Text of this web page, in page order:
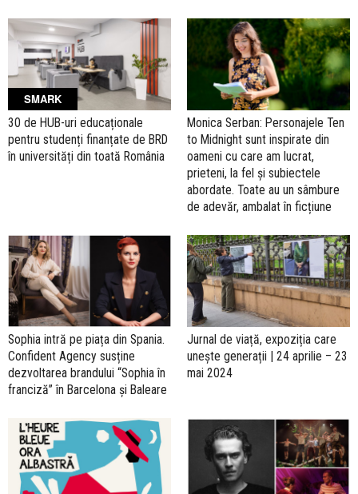
SMARK
30 de HUB-uri educaționale
pentru studenți finanțate de BRD
în universități din toată România
Monica Serban: Personajele Ten
to Midnight sunt inspirate din
oameni cu care am lucrat,
prieteni, la fel și subiectele
abordate. Toate au un sâmbure
de adevăr, ambalat în ficțiune
Sophia intră pe piața din Spania.
Confident Agency susține
dezvoltarea brandului “Sophia în
franciză” în Barcelona și Baleare
Jurnal de viață, expoziția care
unește generații | 24 aprilie – 23
mai 2024